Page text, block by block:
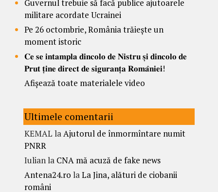
Guvernul trebuie să facă publice ajutoarele
militare acordate Ucrainei
Pe 26 octombrie, România trăiește un
moment istoric
𝐂𝐞 𝐬𝐞 𝐢𝐧𝐭𝐚𝐦𝐩𝐥𝐚 𝐝𝐢𝐧𝐜𝐨𝐥𝐨 𝐝𝐞 𝐍𝐢𝐬𝐭𝐫𝐮 𝐬̦𝐢 𝐝𝐢𝐧𝐜𝐨𝐥𝐨 𝐝𝐞
𝐏𝐫𝐮𝐭 𝐭̦𝐢𝐧𝐞 𝐝𝐢𝐫𝐞𝐜𝐭 𝐝𝐞 𝐬𝐢𝐠𝐮𝐫𝐚𝐧𝐭̦𝐚 𝐑𝐨𝐦𝐚̂𝐧𝐢𝐞𝐢!
Afișează toate materialele video
Ultimele comentarii
KEMAL laAjutorul de înmormîntare numit
PNRR
Iulianla CNA mă acuză de fake news
Antena24.ro laLa Jina, alături de ciobanii
români